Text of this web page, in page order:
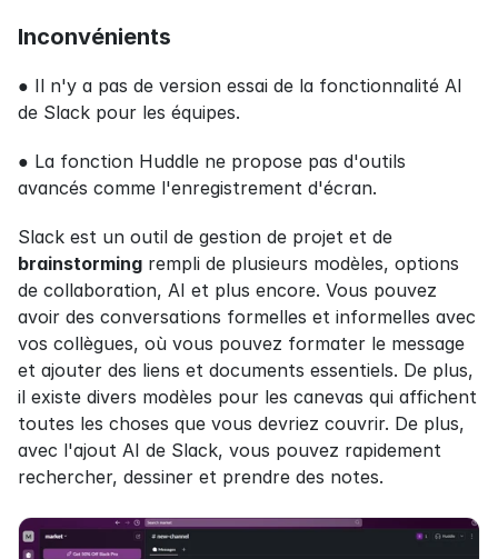
Inconvénients
● Il n'y a pas de version essai de la fonctionnalité AI
de Slack pour les équipes.
● La fonction Huddle ne propose pas d'outils
avancés comme l'enregistrement d'écran.
brainstorming rempli de plusieurs modèles, options
de collaboration, AI et plus encore. Vous pouvez
avoir des conversations formelles et informelles avec
vos collègues, où vous pouvez formater le message
et ajouter des liens et documents essentiels. De plus,
il existe divers modèles pour les canevas qui affichent
toutes les choses que vous devriez couvrir. De plus,
avec l'ajout AI de Slack, vous pouvez rapidement
rechercher, dessiner et prendre des notes.